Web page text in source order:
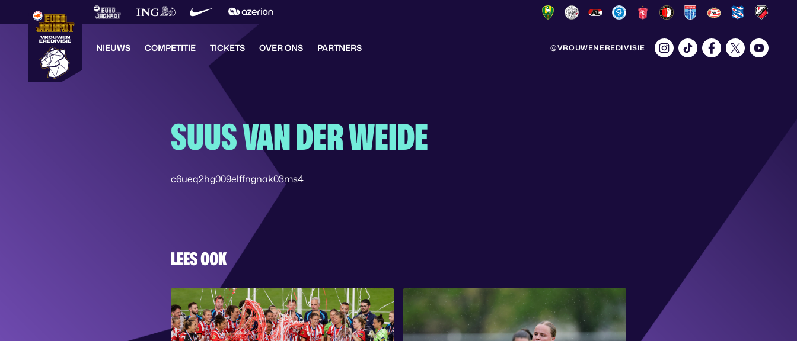
NIEUWS COMPETITIE TICKETS OVER ONS PARTNERS @VROUWENEREDIVISIE
SUUS VAN DER WEIDE
c6ueq2hg009elffngnak03ms4
LEES OOK